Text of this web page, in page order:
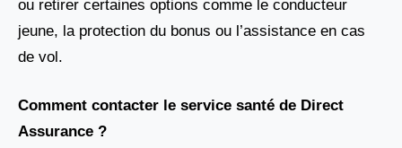
ou retirer certaines options comme le conducteur
jeune, la protection du bonus ou l’assistance en cas
de vol.
Comment contacter le service santé de Direct
Assurance ?